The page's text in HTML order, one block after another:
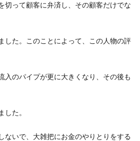
って顧客に弁済し、その顧客だけでな
した。このことによって、この人物の評
のパイプが更に大きくなり、その後も
た。
いで、大雑把にお金のやりとりをする